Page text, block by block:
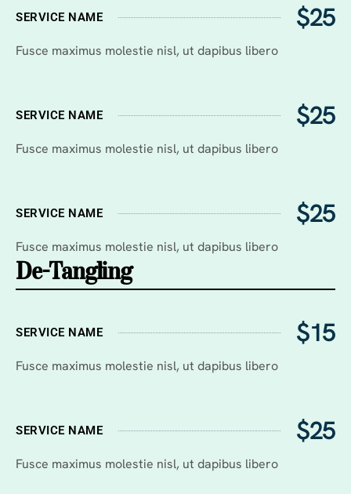
SERVICE NAME $25
Fusce maximus molestie nisl, ut dapibus libero
SERVICE NAME $25
Fusce maximus molestie nisl, ut dapibus libero
SERVICE NAME $25
Fusce maximus molestie nisl, ut dapibus libero
De-Tangling
SERVICE NAME $15
Fusce maximus molestie nisl, ut dapibus libero
SERVICE NAME $25
Fusce maximus molestie nisl, ut dapibus libero